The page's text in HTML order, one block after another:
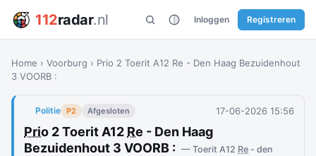
112radar.nl Inloggen Registreren
Home › Voorburg › Prio 2 Toerit A12 Re - Den Haag Bezuidenhout
3 VOORB :
Politie P2 Afgesloten 17-06-2026 15:56
Prio 2 Toerit A12 Re - Den Haag
Bezuidenhout 3 VOORB : — Toerit A12 Re - den